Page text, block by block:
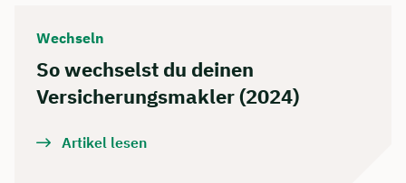
Wechseln
So wechselst du deinen
Versicherungsmakler (2024)
Artikel lesen